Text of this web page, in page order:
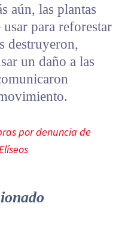
aún, las plantas
para reforestar
destruyeron,
un daño a las
por denuncia de